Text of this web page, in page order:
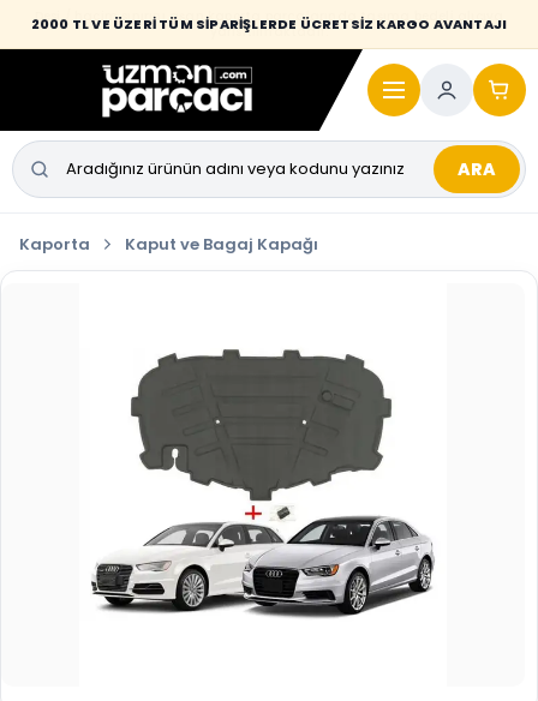
2000 TL VE ÜZERİ TÜM SİPARİŞLERDE ÜCRETSİZ KARGO AVANTAJI
Desi / hacim sınırını aşan kaporta parçalarında taşıma bedeli alıcıya
yansıtılmaktadır.
ARA
Kaporta Kaput ve Bagaj Kapağı